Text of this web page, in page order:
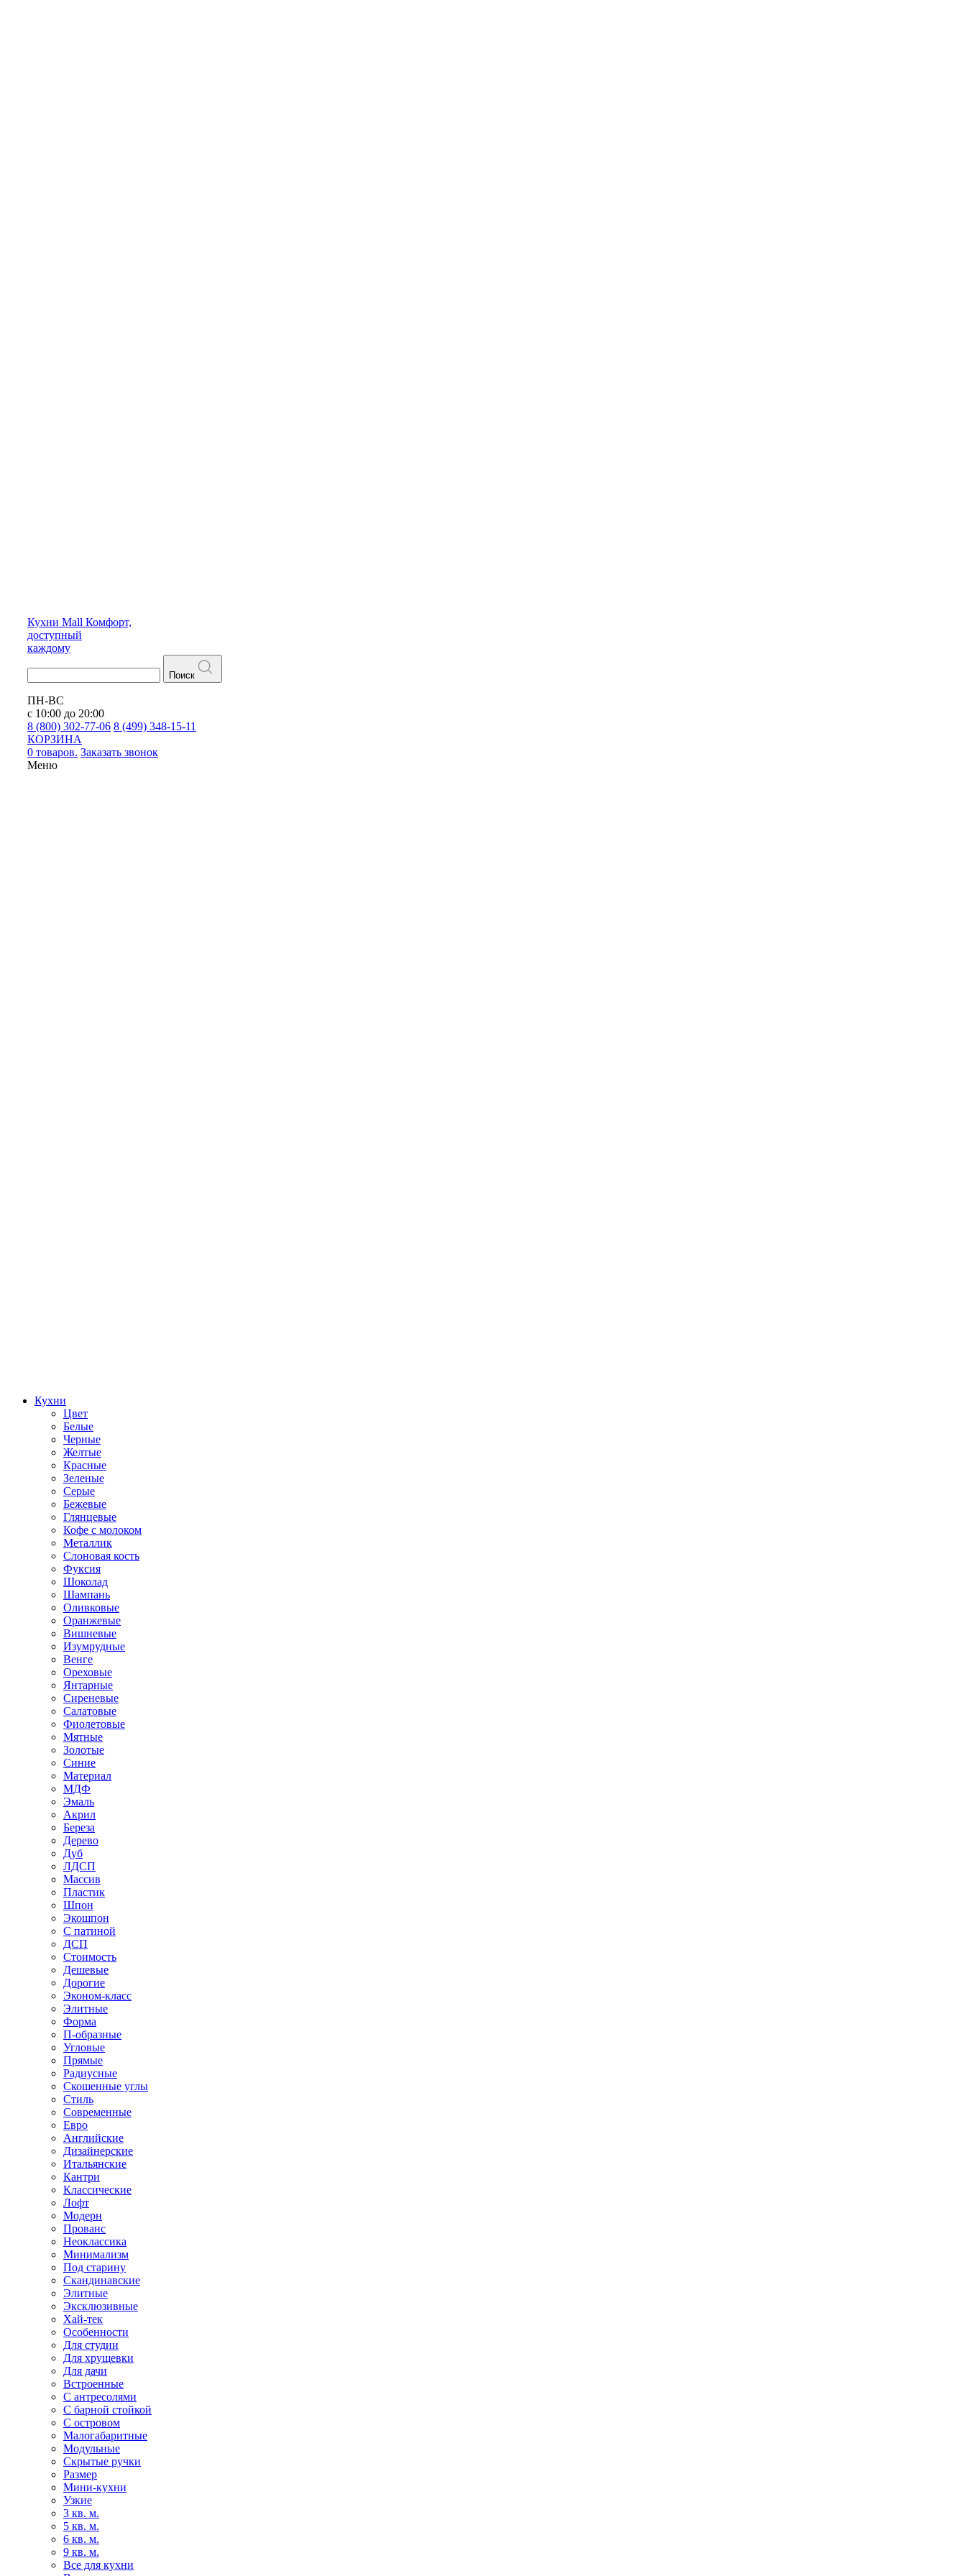
Кухни Mall Комфорт,
доступный
каждому
Поиск
ПН-ВС
с 10:00 до 20:00
8 (800) 302-77-06 8 (499) 348-15-11
КОРЗИНА
0 товаров. Заказать звонок
Меню
Кухни
Цвет
Белые
Черные
Желтые
Красные
Зеленые
Серые
Бежевые
Глянцевые
Кофе с молоком
Металлик
Слоновая кость
Фуксия
Шоколад
Шампань
Оливковые
Оранжевые
Вишневые
Изумрудные
Венге
Ореховые
Янтарные
Сиреневые
Салатовые
Фиолетовые
Мятные
Золотые
Синие
Материал
МДФ
Эмаль
Акрил
Береза
Дерево
Дуб
ЛДСП
Массив
Пластик
Шпон
Экошпон
С патиной
ДСП
Стоимость
Дешевые
Дорогие
Эконом-класс
Элитные
Форма
П-образные
Угловые
Прямые
Радиусные
Скошенные углы
Стиль
Современные
Евро
Английские
Дизайнерские
Итальянские
Кантри
Классические
Лофт
Модерн
Прованс
Неоклассика
Минимализм
Под старину
Скандинавские
Элитные
Эксклюзивные
Хай-тек
Особенности
Для студии
Для хрущевки
Для дачи
Встроенные
С антресолями
С барной стойкой
С островом
Малогабаритные
Модульные
Скрытые ручки
Размер
Мини-кухни
Узкие
3 кв. м.
5 кв. м.
6 кв. м.
9 кв. м.
Все для кухни